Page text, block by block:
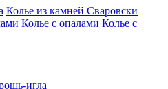
Колье из камней Сваровски
Колье с опалами Колье с
игла